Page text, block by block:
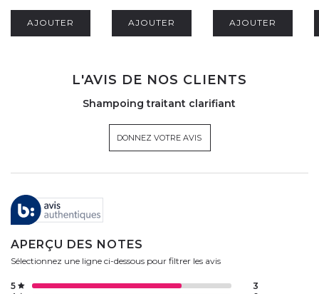
AJOUTER AJOUTER AJOUTER
L'AVIS DE NOS CLIENTS
Shampoing traitant clarifiant
DONNEZ VOTRE AVIS
APERÇU DES NOTES
Sélectionnez une ligne ci-dessous pour filtrer les avis
5 3